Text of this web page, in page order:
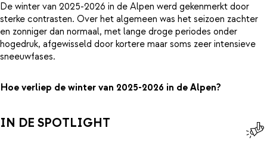
De winter van 2025-2026 in de Alpen werd gekenmerkt door
sterke contrasten. Over het algemeen was het seizoen zachter
en zonniger dan normaal, met lange droge periodes onder
hogedruk, afgewisseld door kortere maar soms zeer intensieve
sneeuwfases.
Hoe verliep de winter van 2025-2026 in de Alpen?
IN DE SPOTLIGHT